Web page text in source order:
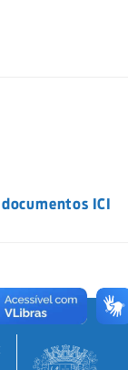
ICI